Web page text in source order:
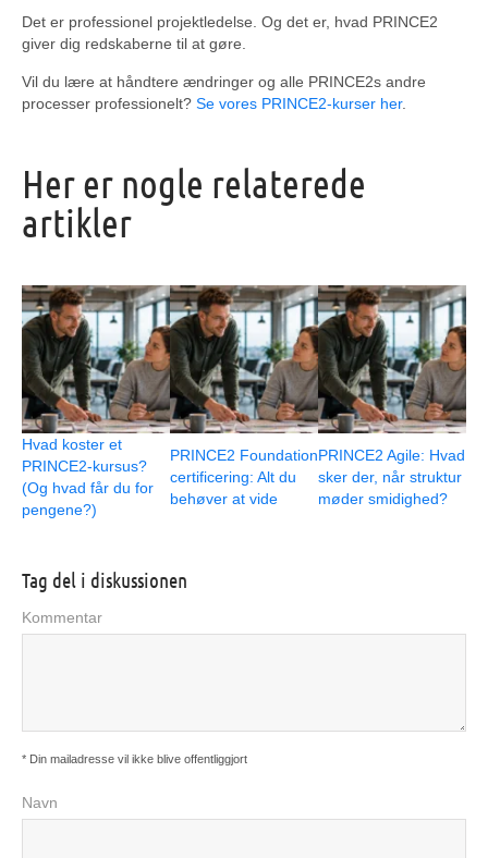
Det er professionel projektledelse. Og det er, hvad PRINCE2
giver dig redskaberne til at gøre.
Vil du lære at håndtere ændringer og alle PRINCE2s andre
processer professionelt? Se vores PRINCE2-kurser her.
Her er nogle relaterede
artikler
Hvad koster et
PRINCE2-kursus?
(Og hvad får du for
pengene?)
PRINCE2 Foundation
certificering: Alt du
behøver at vide
PRINCE2 Agile: Hvad
sker der, når struktur
møder smidighed?
Tag del i diskussionen
Kommentar
* Din mailadresse vil ikke blive offentliggjort
Navn